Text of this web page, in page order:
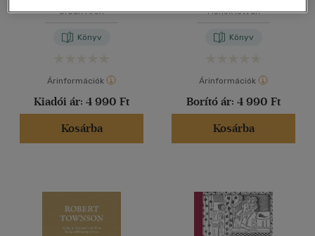
Vélemény szerint
Orbán Áron
Könyv
Árinformációk
Kiadói ár: 4 990 Ft
Kosárba
Monok István
Könyv
Árinformációk
Borító ár: 4 990 Ft
Kosárba